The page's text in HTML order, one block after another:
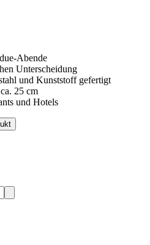
Abende
Unterscheidung
und Kunststoff gefertigt
25 cm
und Hotels